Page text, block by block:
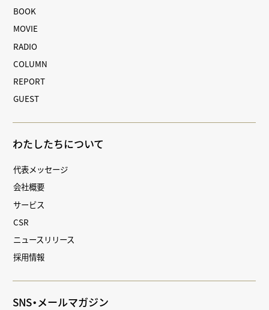
BOOK
MOVIE
RADIO
COLUMN
REPORT
GUEST
わたしたちについて
代表メッセージ
会社概要
サービス
CSR
ニュースリリース
採用情報
SNS・メールマガジン